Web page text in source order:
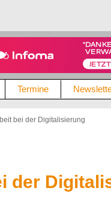
Termine
bei der Digitalisierung
der